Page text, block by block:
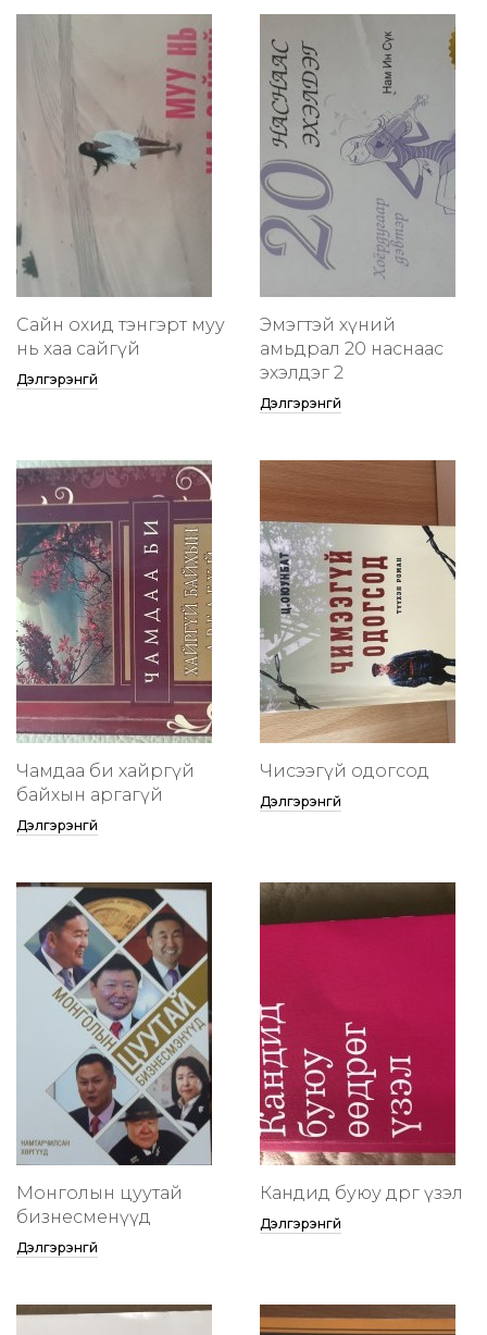
Сайн охид тэнгэрт муу
нь хаа сайгүй
Дэлгэрэнгүй
Эмэгтэй хүний
амьдрал 20 наснаас
эхэлдэг 2
Дэлгэрэнгүй
Чамдаа би хайргүй
байхын аргагүй
Дэлгэрэнгүй
Чисээгүй одогсод
Дэлгэрэнгүй
Монголын цуутай
бизнесменүүд
Дэлгэрэнгүй
Кандид буюу өөдрөг үзэл
Дэлгэрэнгүй